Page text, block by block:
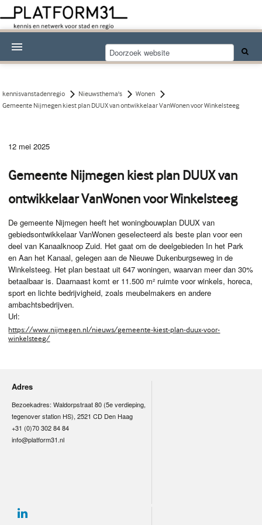
Kennisdossiers
Abonneren
kennisvanstadenregio Nieuwsthema's
Wonen
Gemeente Nijmegen kiest plan DUUX van ontwikkelaar VanWonen voor Winkelsteeg
12 mei 2025
Gemeente Nijmegen kiest plan DUUX van
ontwikkelaar VanWonen voor Winkelsteeg
De gemeente Nijmegen heeft het woningbouwplan DUUX van
gebiedsontwikkelaar VanWonen geselecteerd als beste plan voor een
deel van Kanaalknoop Zuid. Het gaat om de deelgebieden In het Park
en Aan het Kanaal, gelegen aan de Nieuwe Dukenburgseweg in de
Winkelsteeg. Het plan bestaat uit 647 woningen, waarvan meer dan 30%
betaalbaar is. Daarnaast komt er 11.500 m² ruimte voor winkels, horeca,
sport en lichte bedrijvigheid, zoals meubelmakers en andere
ambachtsbedrijven.
Url:
https://www.nijmegen.nl/nieuws/gemeente-kiest-plan-duux-voor-
winkelsteeg/
Adres
Bezoekadres: Waldorpstraat 80 (5e verdieping,
tegenover station HS), 2521 CD Den Haag
+31 (0)70 302 84 84
info@platform31.nl